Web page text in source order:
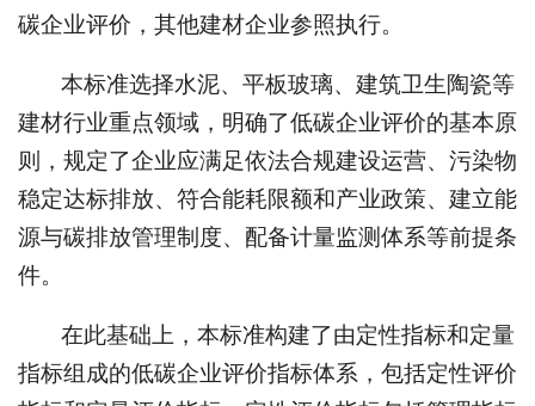
碳企业评价，其他建材企业参照执行。
本标准选择水泥、平板玻璃、建筑卫生陶瓷等
建材行业重点领域，明确了低碳企业评价的基本原
则，规定了企业应满足依法合规建设运营、污染物
稳定达标排放、符合能耗限额和产业政策、建立能
源与碳排放管理制度、配备计量监测体系等前提条
件。
在此基础上，本标准构建了由定性指标和定量
指标组成的低碳企业评价指标体系，包括定性评价